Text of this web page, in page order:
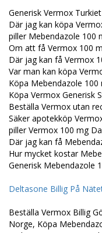
Generisk Vermox Turkiet
Där jag kan köpa
piller Mebendazole 100
Om att få Vermox 100
Där jag kan få Vermox
Var man kan köpa
Köpa Mebendazole 100
Köpa Vermox Generisk
Beställa Vermox utan
Säker apotekköp
piller Vermox 100 mg
Där jag kan få
Hur mycket kostar
Generisk Mebendazole
Deltasone Billig På
Beställa Vermox Billig
Norge, Köpa